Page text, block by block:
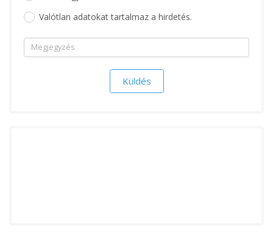
Valótlan adatokat tartalmaz a hirdetés.